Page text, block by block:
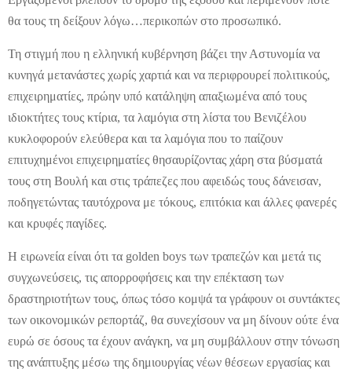
θα τους τη δείξουν λόγω…περικοπών στο προσωπικό.
Τη στιγμή που η ελληνική κυβέρνηση βάζει την Αστυνομία να
κυνηγά μετανάστες χωρίς χαρτιά και να περιφρουρεί πολιτικούς,
επιχειρηματίες, πρώην υπό κατάληψη απαξιωμένα από τους
ιδιοκτήτες τους κτίρια, τα λαμόγια στη λίστα του Βενιζέλου
κυκλοφορούν ελεύθερα και τα λαμόγια που το παίζουν
επιτυχημένοι επιχειρηματίες θησαυρίζοντας χάρη στα βύσματά
τους στη Βουλή και στις τράπεζες που αφειδώς τους δάνεισαν,
ποδηγετώντας ταυτόχρονα με τόκους, επιτόκια και άλλες φανερές
και κρυφές παγίδες.
Η ειρωνεία είναι ότι τα golden boys των τραπεζών και μετά τις
συγχωνεύσεις, τις απορροφήσεις και την επέκταση των
δραστηριοτήτων τους, όπως τόσο κομψά τα γράφουν οι συντάκτες
των οικονομικών ρεπορτάζ, θα συνεχίσουν να μη δίνουν ούτε ένα
ευρώ σε όσους τα έχουν ανάγκη, να μη συμβάλλουν στην τόνωση
της ανάπτυξης μέσω της δημιουργίας νέων θέσεων εργασίας και